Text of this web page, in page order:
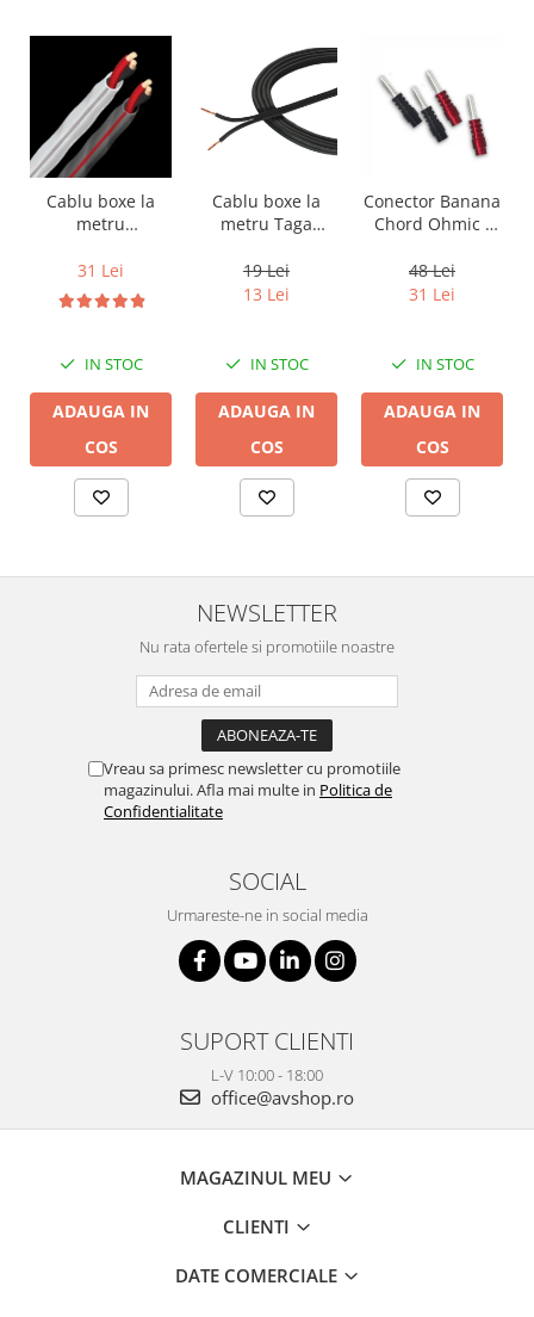
Cablu boxe la
metru
DB 16/2,
conductor cupru
LGC
31 Lei
IN STOC
ADAUGA IN
COS
Cablu boxe la
metru Taga
14B, 2 x 2mm
19 Lei
13 Lei
IN STOC
ADAUGA IN
COS
Conector Banana
Chord Ohmic -
48 Lei
31 Lei
IN STOC
ADAUGA IN
COS
NEWSLETTER
Nu rata ofertele si promotiile noastre
Vreau sa primesc newsletter cu promotiile
magazinului. Afla mai multe in Politica de
Confidentialitate
SOCIAL
Urmareste-ne in social media
SUPORT CLIENTI
L-V 10:00 - 18:00
office@avshop.ro
MAGAZINUL MEU
CLIENTI
DATE COMERCIALE